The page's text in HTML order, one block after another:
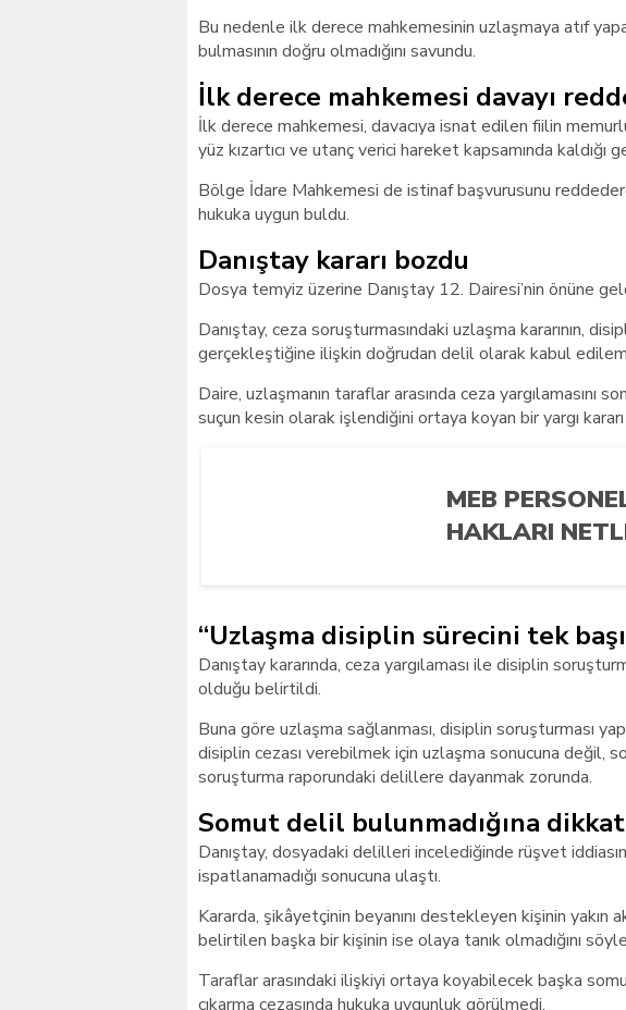
Bu nedenle ilk derece mahkemesinin uzlaşmaya atıf
bulmasının doğru olmadığını savundu.
İlk derece mahkemesi davayı
İlk derece mahkemesi, davacıya isnat edilen fiilin
yüz kızartıcı ve utanç verici hareket kapsamında
Bölge İdare Mahkemesi de istinaf başvurusunu
hukuka uygun buldu.
Danıştay kararı bozdu
Dosya temyiz üzerine Danıştay 12. Dairesi’nin önüne
Danıştay, ceza soruşturmasındaki uzlaşma kararının,
gerçekleştiğine ilişkin doğrudan delil olarak kabul
Daire, uzlaşmanın taraflar arasında ceza yargılamasını
suçun kesin olarak işlendiğini ortaya koyan bir yargı kararı
MEB
HAKLARI
“Uzlaşma disiplin sürecini tek
Danıştay kararında, ceza yargılaması ile disiplin
olduğu belirtildi.
Buna göre uzlaşma sağlanması, disiplin soruşturması
disiplin cezası verebilmek için uzlaşma sonucuna değil,
soruşturma raporundaki delillere dayanmak zorunda.
Somut delil bulunmadığına
Danıştay, dosyadaki delilleri incelediğinde rüşvet
ispatlanamadığı sonucuna ulaştı.
Kararda, şikâyetçinin beyanını destekleyen kişinin yakın
belirtilen başka bir kişinin ise olaya tanık olmadığını
Taraflar arasındaki ilişkiyi ortaya koyabilecek başka
çıkarma cezasında hukuka uygunluk görülmedi.